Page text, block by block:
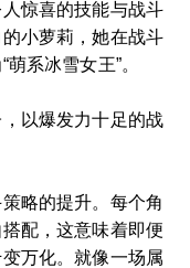
惊喜的技能与战斗
小萝莉，她在战斗
系冰雪女王”。
以爆发力十足的战
略的提升。每个角
配，这意味着即便
万化。就像一场属